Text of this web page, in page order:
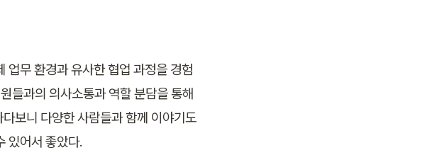
업무 환경과 유사한 협업 과정을 경험
들과의 의사소통과 역할 분담을 통해
보니 다양한 사람들과 함께 이야기도
있어서 좋았다.